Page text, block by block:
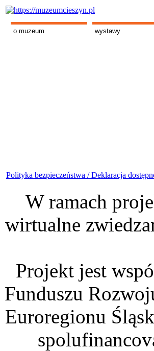
o muzeum wystawy
Polityka bezpieczeństwa /Deklaracja
W ramach
wirtualne
Projekt jest
Funduszu
Euroregionu